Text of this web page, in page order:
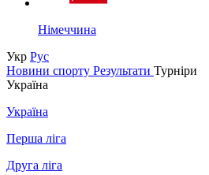
Німеччина
Укр Рус
Новини спорту Результати Турніри
Україна
Україна
Перша ліга
Друга ліга